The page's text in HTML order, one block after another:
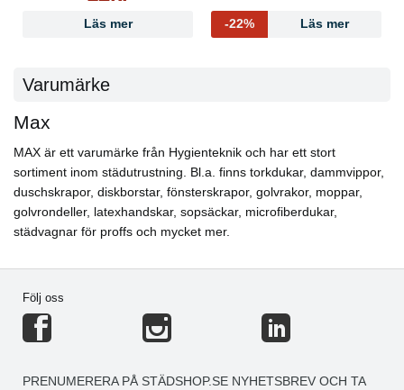
Läs mer -22% Läs mer
Varumärke
Max
MAX är ett varumärke från Hygienteknik och har ett stort
sortiment inom städutrustning. Bl.a. finns torkdukar, dammvippor,
duschskrapor, diskborstar, fönsterskrapor, golvrakor, moppar,
golvrondeller, latexhandskar, sopsäckar, microfiberdukar,
städvagnar för proffs och mycket mer.
Följ oss
PRENUMERERA PÅ STÄDSHOP.SE NYHETSBREV OCH TA